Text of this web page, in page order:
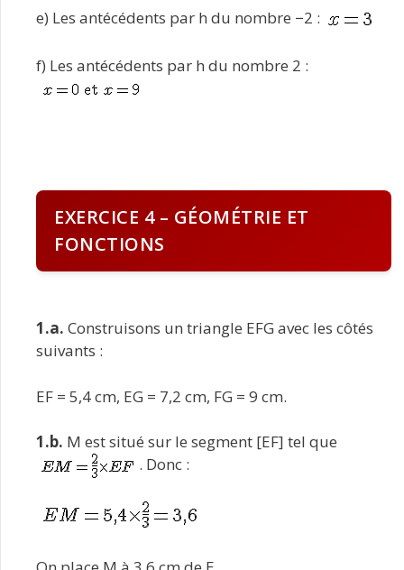
e) Les antécédents par h du nombre −2 :
f) Les antécédents par h du nombre 2 :
EXERCICE 4 – GÉOMÉTRIE ET
FONCTIONS
1.a. Construisons un triangle EFG avec les côtés
suivants :
EF = 5,4 cm, EG = 7,2 cm, FG = 9 cm.
1.b. M est situé sur le segment [EF] tel que
. Donc :